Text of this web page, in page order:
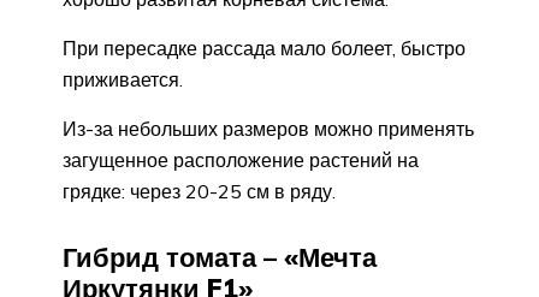
При пересадке рассада мало болеет, быстро
приживается.
Из-за небольших размеров можно применять
загущенное расположение растений на
грядке: через 20-25 см в ряду.
Гибрид томата – «Мечта
Иркутянки F1»